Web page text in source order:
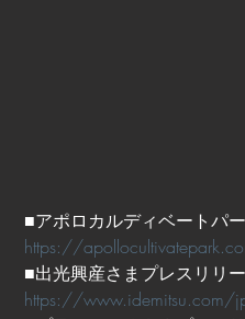
■アポロカルディベートパ
https://
■出光興産さまプレスリリ
https://